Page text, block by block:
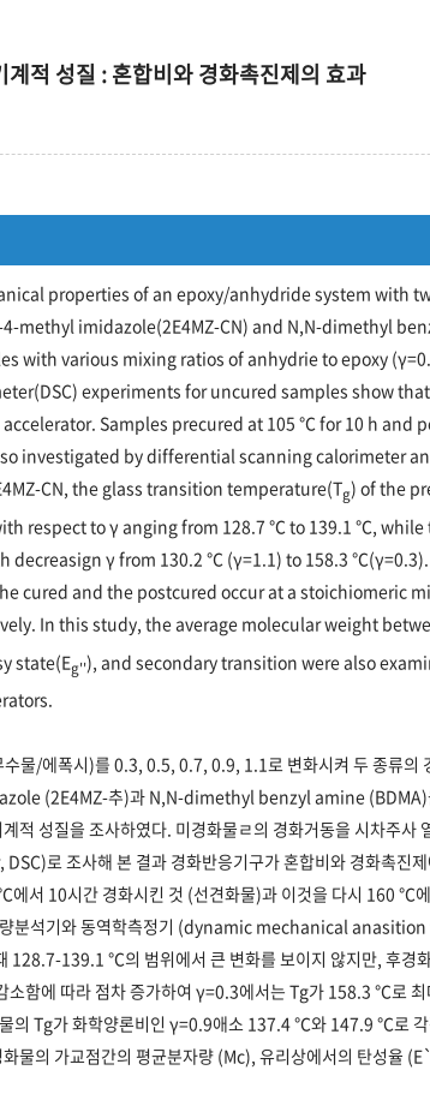
적 성질 : 혼합비와 경화촉진제의 효과
properties of an epoxy/anhydride system with
methyl imidazole(2E4MZ-CN) and N,N-dimethyl
with various mixing ratios of anhydrie to epoxy
experiments for uncured samples show
Samples precured at 105 ℃ for 10 h and
investigated by differential scanning calorimeter
CN, the glass transition temperature(Tg) of the
respect to γ anging from 128.7 ℃ to 139.1 ℃,
decreasign γ from 130.2 ℃ (γ=1.1) to 158.3
cured and the postcured occur at a stoichiomeric
In this study, the average molecular weight
state(Eg''), and secondary transition were also
물/에폭시)를 0.3, 0.5, 0.7, 0.9, 1.1로 변화시켜 두 종류의
(2E4MZ-추)과 N,N-dimethyl benzyl amine (BDMA)
적 성질을 조사하였다. 미경화물ㄹ의 경화거동을 시차주사
로 조사해 본 결과 경화반응기구가 혼합비와 경화촉진제
에서 10시간 경화시킨 것 (선견화물)과 이것을 다시 160 ℃
량분석기와 동역학측정기 (dynamic mechanical
128.7-139.1 ℃의 범위에서 큰 변화를 보이지 않지만, 후경
함에 따라 점차 증가하여 γ=0.3에서는 Tg가 158.3 ℃로 최
의 Tg가 화학양론비인 γ=0.9애소 137.4 ℃와 147.9 ℃로
물의 가교점간의 평균분자량 (Mc), 유리상에서의 탄성율